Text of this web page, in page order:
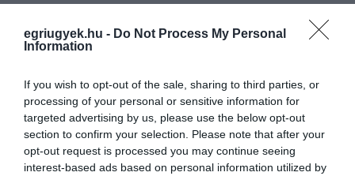
egriugyek.hu - Do Not Process My Personal
Information
If you wish to opt-out of the sale, sharing to third parties, or
processing of your personal or sensitive information for
targeted advertising by us, please use the below opt-out
section to confirm your selection. Please note that after your
opt-out request is processed you may continue seeing
interest-based ads based on personal information utilized by
A Markhot Ferenc Kórház igazgatója szerint
pánikra nincs semmi ok, hiszen így is maradt
Heol.hu-nak elmondta, hogy hamarosan
mejönnek az új gépek is, lesz új CT, MR, DSA
és digitális röntgenkészülékek is érkeznek.